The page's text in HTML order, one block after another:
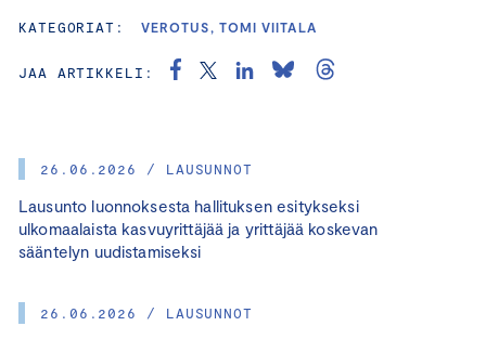
26.06.2026 / LAUSUNNOT
Lausunto luonnoksesta hallituksen esitykseksi
ulkomaalaista kasvuyrittäjää ja yrittäjää koskevan
sääntelyn uudistamiseksi
26.06.2026 / LAUSUNNOT
KATEGORIAT: VEROTUS, TOMI VIITALA
JAA ARTIKKELI: